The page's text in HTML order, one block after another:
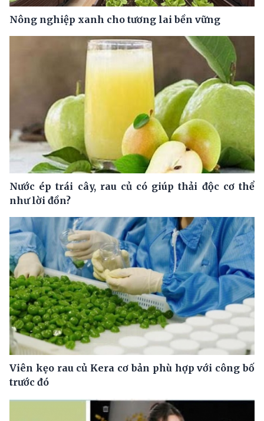
Nông nghiệp xanh cho tương lai bền vững
Nước ép trái cây, rau củ có giúp thải độc cơ thể
như lời đồn?
Viên kẹo rau củ Kera cơ bản phù hợp với công bố
trước đó